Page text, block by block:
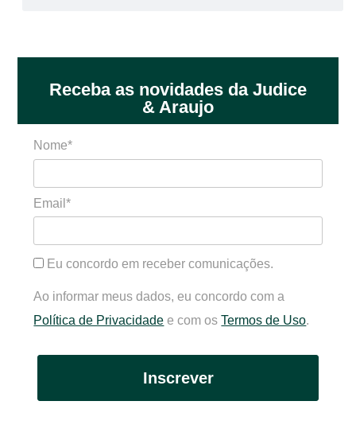
Receba as novidades da Judice
& Araujo
Nome*
Email*
Eu concordo em receber comunicações.
Ao informar meus dados, eu concordo com a
Política de Privacidade e com osTermos de Uso.
Inscrever